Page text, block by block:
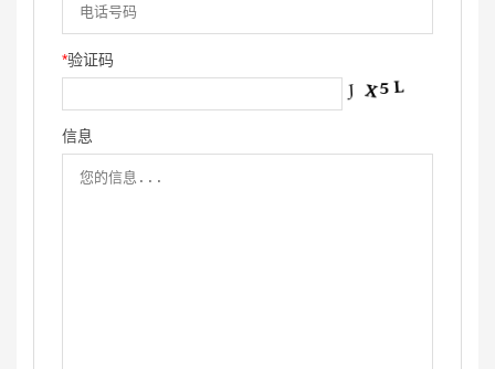
*验证码
信息